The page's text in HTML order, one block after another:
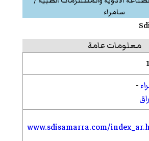
سامراء
معلومات عامة
-
www.sdisamarra.com/